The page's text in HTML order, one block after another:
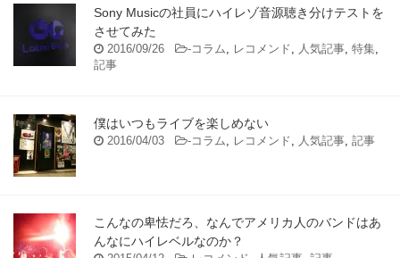
Sony Musicの社員にハイレゾ音源聴き分けテストを
させてみた
2016/09/26 -コラム, レコメンド, 人気記事, 特集,
記事
僕はいつもライブを楽しめない
2016/04/03 -コラム, レコメンド, 人気記事, 記事
こんなの卑怯だろ、なんでアメリカ人のバンドはあ
んなにハイレベルなのか？